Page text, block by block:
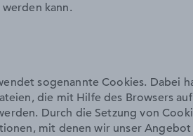
kann.
sogenannte Cookies. Dabei
die mit Hilfe des Browsers
Durch die Setzung von
mit denen wir unser Angebot